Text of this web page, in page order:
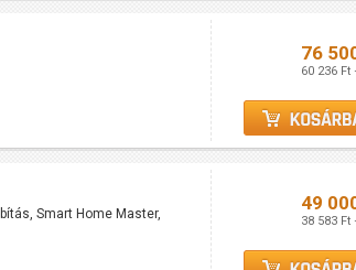
76
60 236 Ft
Smart Home Master,
49
38 583 Ft